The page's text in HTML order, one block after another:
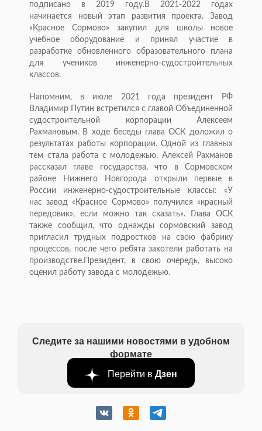
подписано в 2019 году.В 2021-2022 годах
начинается новый этап развития проекта. Завод
«Красное Сормово» закупил для школы новое
учебное оборудование и принял участие в
разработке обновленного образовательного плана
для учеников инженерно-судостроительных
классов.
Напомним, в июле 2021 года президент РФ
Владимир Путин встретился с главой Объединенной
судостроительной корпорации Алексеем
Рахмановым. В ходе беседы глава ОСК доложил о
результатах работы корпорации. Одной из главных
тем стала работа с молодежью. Алексей Рахманов
рассказал главе государства, что в Сормовском
районе Нижнего Новгорода открыли первые в
России инженерно-судостроительные классы: «У
нас завод «Красное Сормово» получился «красный
передовик», если можно так сказать». Глава ОСК
также сообщил, что однажды сормовский завод
пригласил трудных подростков на свою фабрику
процессов, после чего ребята захотели работать на
производстве.Президент, в свою очередь, высоко
оценил работу завода с молодежью.
Следите за нашими новостями в удобном
формате
Перейти в Дзен